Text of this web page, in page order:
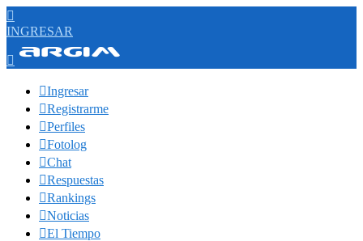

INGRESAR

Ingresar
Registrarme
Perfiles
Fotolog
Chat
Respuestas
Rankings
Noticias
El Tiempo